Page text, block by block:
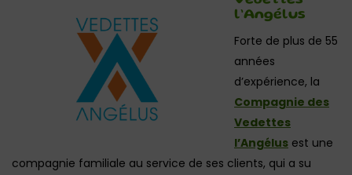
l’Angélus
Forte de plus de 55
années
d’expérience, la
Compagnie des
Vedettes
l’Angélus est une
compagnie familiale au service de ses clients, qui a su